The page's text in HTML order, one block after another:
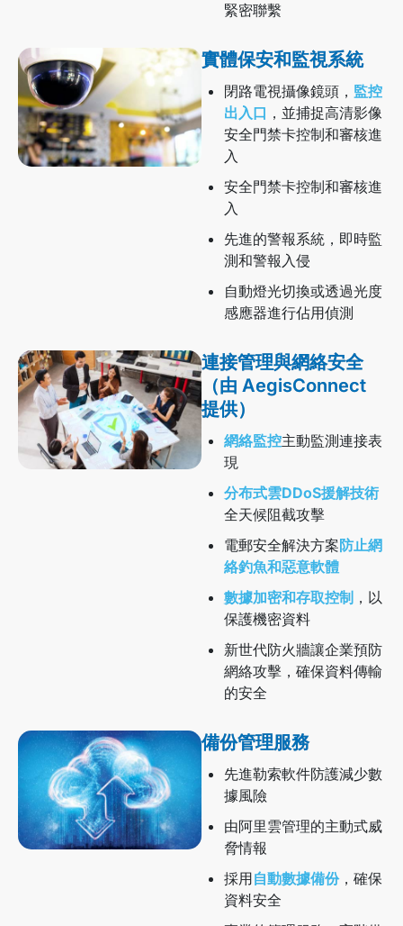
緊密聯繫
實體保安和監視系統
閉路電視攝像鏡頭， 監控
出入口 ，並捕捉高清影像
安全門禁卡控制和審核進
入
安全門禁卡控制和審核進
入
先進的警報系統，即時監
測和警報入侵
自動燈光切換或透過光度
感應器進行佔用偵測
連接管理與網絡安全
（由 AegisConnect
提供）
網絡監控主動監測連接表
現
分布式雲DDoS援解技術
全天候阻截攻擊
電郵安全解決方案防止網
絡釣魚和惡意軟體
數據加密和存取控制 ，以
保護機密資料
新世代防火牆讓企業預防
網絡攻擊，確保資料傳輸
的安全
備份管理服務
先進勒索軟件防護減少數
據風險
由阿里雲管理的主動式威
脅情報
採用自動數據備份，確保
資料安全